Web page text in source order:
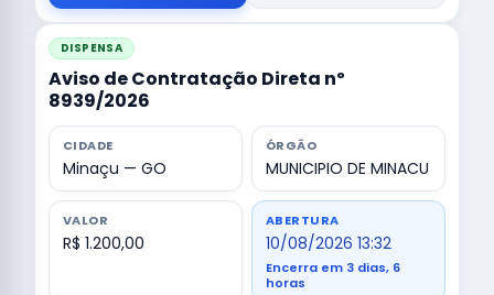
DISPENSA
Aviso de Contratação Direta nº
8939/2026
CIDADE
Minaçu — GO
ÓRGÃO
MUNICIPIO DE MINACU
VALOR
R$ 1.200,00
ABERTURA
10/08/2026 13:32
Encerra em 3 dias, 6
horas